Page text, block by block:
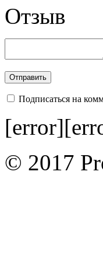
Отзыв
Подписаться на
© 2017